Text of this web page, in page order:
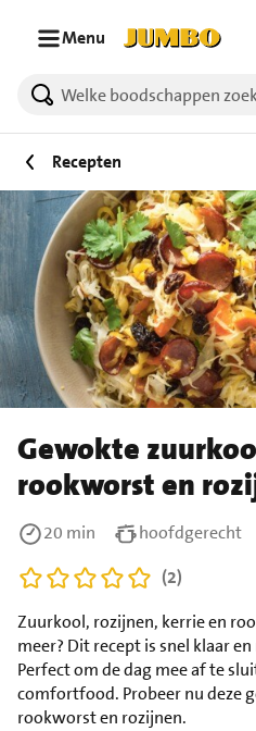
Menu
Recepten
Gewokte
rookworst en
Zuurkool, rozijnen, kerrie en
meer? Dit recept is snel klaar
Perfect om de dag mee af te
comfortfood. Probeer nu deze
rookworst en rozijnen.
20 min
hoofdgerecht
(2)